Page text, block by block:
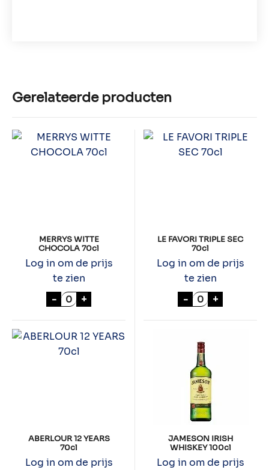
Gerelateerde producten
MERRYS WITTE
CHOCOLA 70cl
Log in om de prijs
te zien
- MERRYS WITTE CHOCOLA 70cl aantal
+
LE FAVORI TRIPLE SEC
70cl
Log in om de prijs
te zien
- LE FAVORI
+
ABERLOUR 12 YEARS
70cl
Log in om de prijs
JAMESON IRISH
WHISKEY 100cl
Log in om de prijs